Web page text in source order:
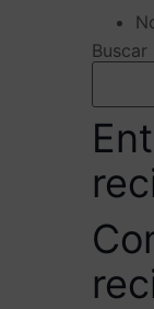
Buscar